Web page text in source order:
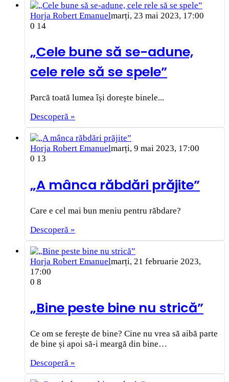
Horja Robert Emanuelmarți, 23 mai 2023, 17:00
0 14
„Cele bune să se-adune,
cele rele să se spele”
Parcă toată lumea își dorește binele...
Descoperă »
Horja Robert Emanuelmarți, 9 mai 2023, 17:00
0 13
„A mânca răbdări prăjite”
Care e cel mai bun meniu pentru răbdare?
Descoperă »
Horja Robert Emanuelmarți, 21 februarie 2023,
17:00
0 8
„Bine peste bine nu strică”
Ce om se ferește de bine? Cine nu vrea să aibă parte
de bine și apoi să-i meargă din bine…
Descoperă »